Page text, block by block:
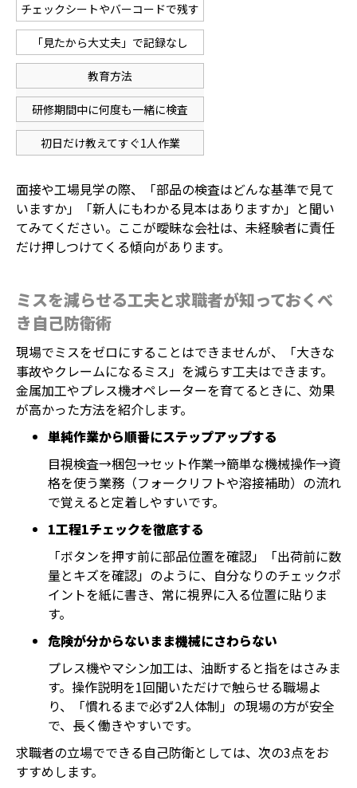
チェックシートやバーコードで残す
「見たから大丈夫」で記録なし
教育方法
研修期間中に何度も一緒に検査
初日だけ教えてすぐ1人作業
面接や工場見学の際、「部品の検査はどんな基準で見て
いますか」「新人にもわかる見本はありますか」と聞い
てみてください。ここが曖昧な会社は、未経験者に責任
だけ押しつけてくる傾向があります。
ミスを減らせる工夫と求職者が知っておくべ
き自己防衛術
現場でミスをゼロにすることはできませんが、「大きな
事故やクレームになるミス」を減らす工夫はできます。
金属加工やプレス機オペレーターを育てるときに、効果
が高かった方法を紹介します。
単純作業から順番にステップアップする
目視検査→梱包→セット作業→簡単な機械操作→資
格を使う業務（フォークリフトや溶接補助）の流れ
で覚えると定着しやすいです。
1工程1チェックを徹底する
「ボタンを押す前に部品位置を確認」「出荷前に数
量とキズを確認」のように、自分なりのチェックポ
イントを紙に書き、常に視界に入る位置に貼りま
す。
危険が分からないまま機械にさわらない
プレス機やマシン加工は、油断すると指をはさみま
す。操作説明を1回聞いただけで触らせる職場よ
り、「慣れるまで必ず2人体制」の現場の方が安全
で、長く働きやすいです。
求職者の立場でできる自己防衛としては、次の3点をお
すすめします。